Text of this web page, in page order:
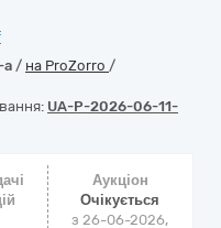
a / на ProZorro /
UA-P-2026-06-11-
Аукціон
Очікується
з26-06-2026,